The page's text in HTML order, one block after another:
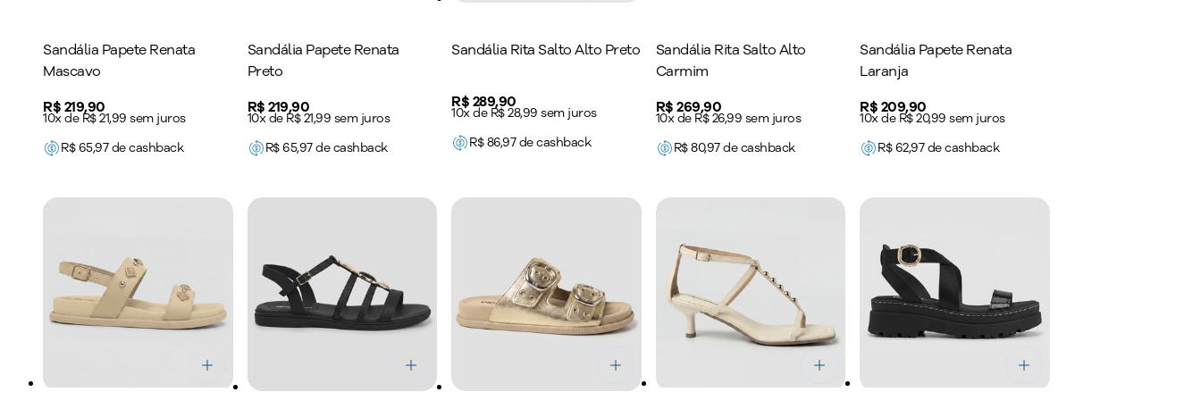
Sandália Papete Renata
Mascavo
Price:
R$ 219,90
10x de R$ 21,99 sem juros
R$65,97de cashback
Sandália Papete Renata
Preto
Price:
R$ 219,90
10x de R$ 21,99 sem juros
R$65,97de cashback
Sandália Rita Salto Alto Preto
Price:
R$ 289,90
10x de R$ 28,99 sem juros
R$86,97de cashback
Sandália Rita Salto Alto
Carmim
Price:
R$ 269,90
10x de R$ 26,99 sem juros
R$80,97de cashback
Sandália Papete Renata
Laranja
Price:
R$ 209,90
10x de R$ 20,99 sem juros
R$62,97de cashback